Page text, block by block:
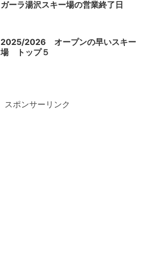
ガーラ湯沢スキー場の営業終了日
2025/2026 オープンの早いスキー
場 トップ５
スポンサーリンク